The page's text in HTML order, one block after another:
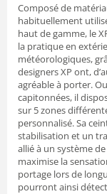
Composé de
habituellement
haut de gamme, le
la pratique en
météorologiques,
designers XP ont,
agréable à porter.
capitonnées, il
sur 5 zones
personnalisé. Sa
stabilisation et un
allié à un système
maximise la
portage lors de
pourront ainsi